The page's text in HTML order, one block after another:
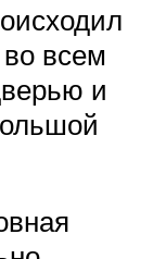
всем
и